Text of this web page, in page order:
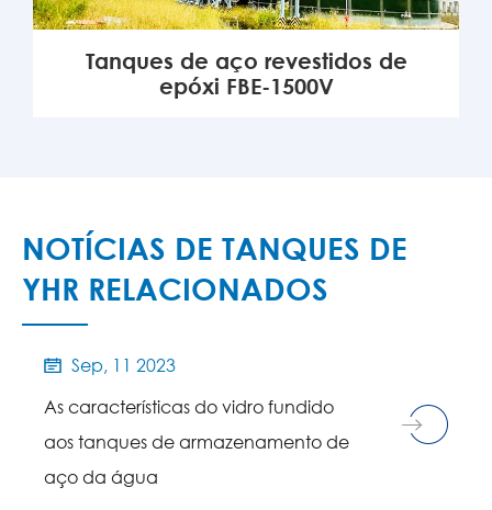
Tanques de aço revestidos de
epóxi FBE-1500V
NOTÍCIAS DE TANQUES DE
YHR RELACIONADOS
 Sep, 11 2023
As características do vidro fundido
aos tanques de armazenamento de
aço da água